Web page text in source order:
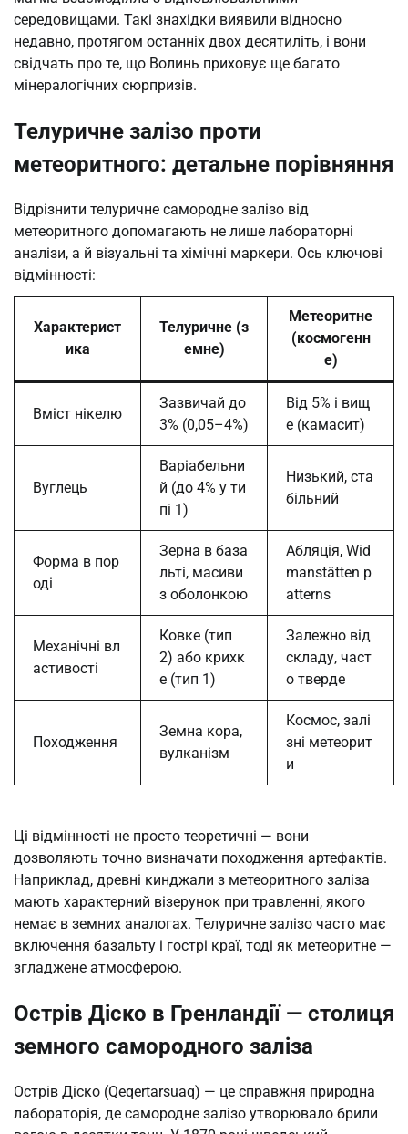
середовищами. Такі знахідки виявили відносно
недавно, протягом останніх двох десятиліть, і вони
свідчать про те, що Волинь приховує ще багато
мінералогічних сюрпризів.
Телуричне залізо проти
метеоритного: детальне порівняння
Відрізнити телуричне самородне залізо від
метеоритного допомагають не лише лабораторні
аналізи, а й візуальні та хімічні маркери. Ось ключові
відмінності:
Характерист
ика
Телуричне (з
емне)
Метеоритне
(космогенн
е)
Вміст нікелю
Зазвичай до
3% (0,05–4%)
Від 5% і вищ
е (камасит)
Вуглець
Варіабельни
й (до 4% у ти
пі 1)
Низький, ста
більний
Форма в пор
оді
Зерна в база
льті, масиви
з оболонкою
Абляція, Wid
manstätten p
atterns
Механічні вл
астивості
Ковке (тип
2) або крихк
е (тип 1)
Залежно від
складу, част
о тверде
Походження
Земна кора,
вулканізм
Космос, залі
зні метеорит
и
Ці відмінності не просто теоретичні — вони
дозволяють точно визначати походження артефактів.
Наприклад, древні кинджали з метеоритного заліза
мають характерний візерунок при травленні, якого
немає в земних аналогах. Телуричне залізо часто має
включення базальту і гострі краї, тоді як метеоритне —
згладжене атмосферою.
Острів Діско в Гренландії — столиця
земного самородного заліза
Острів Діско (Qeqertarsuaq) — це справжня природна
лабораторія, де самородне залізо утворювало брили